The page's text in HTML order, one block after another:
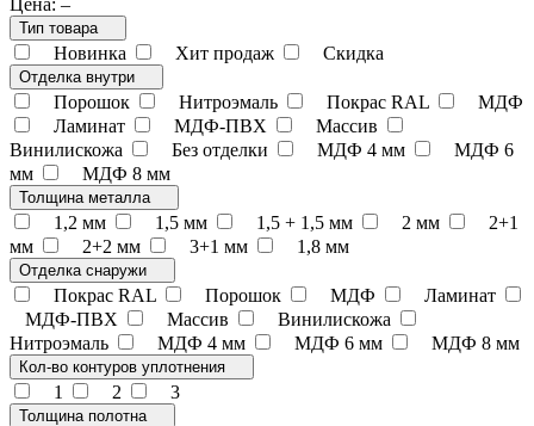
Тип товара
Новинка Хит продаж Скидка
Отделка внутри
Порошок Нитроэмаль Покрас RAL
МДФ
Ламинат
МДФ-ПВХ
Массив
Винилискожа
Без отделки МДФ 4 мм
МДФ 6
мм
МДФ 8 мм
Толщина металла
1,2 мм 1,5 мм 1,5 + 1,5 мм 2 мм
2+1
мм
2+2 мм 3+1 мм 1,8 мм
Отделка снаружи
Покрас RAL Порошок МДФ
Ламинат
МДФ-ПВХ
Массив
Винилискожа
Нитроэмаль
МДФ 4 мм МДФ 6 мм МДФ 8 мм
Кол-во контуров уплотнения
1 2 3
Толщина полотна